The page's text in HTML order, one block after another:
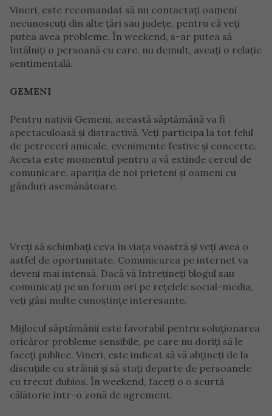
Vineri, este recomandat să nu contactați oameni
necunoscuți din alte țări sau județe, pentru că veți
putea avea probleme. În weekend, s-ar putea să
întâlniți o persoană cu care, nu demult, aveați o relație
sentimentală.
GEMENI
Pentru nativii Gemeni, această săptămână va fi
spectaculoasă și distractivă. Veți participa la tot felul
de petreceri amicale, evenimente festive și concerte.
Acesta este momentul pentru a vă extinde cercul de
comunicare, apariția de noi prieteni și oameni cu
gânduri asemănătoare.
Vreți să schimbați ceva în viața voastră și veți avea o
astfel de oportunitate. Comunicarea pe internet va
deveni mai intensă. Dacă vă întrețineți blogul sau
comunicați pe un forum ori pe rețelele social-media,
veți găsi multe cunoștințe interesante.
Mijlocul săptămânii este favorabil pentru soluționarea
oricăror probleme sensibile, pe care nu doriți să le
faceți publice. Vineri, este indicat să vă abțineți de la
discuțiile cu străinii și să stați departe de persoanele
cu trecut dubios. În weekend, faceți o o scurtă
călătorie într-o zonă de agrement.